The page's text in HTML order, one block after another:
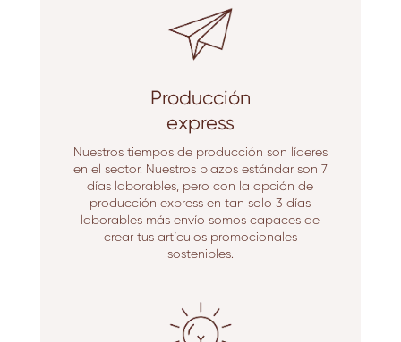
Producción
express
Nuestros tiempos de producción son líderes
en el sector. Nuestros plazos estándar son 7
días laborables, pero con la opción de
producción express en tan solo 3 días
laborables más envío somos capaces de
crear tus artículos promocionales
sostenibles.